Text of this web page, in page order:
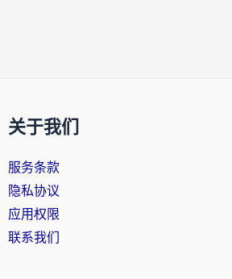
关于我们
服务条款
隐私协议
应用权限
联系我们